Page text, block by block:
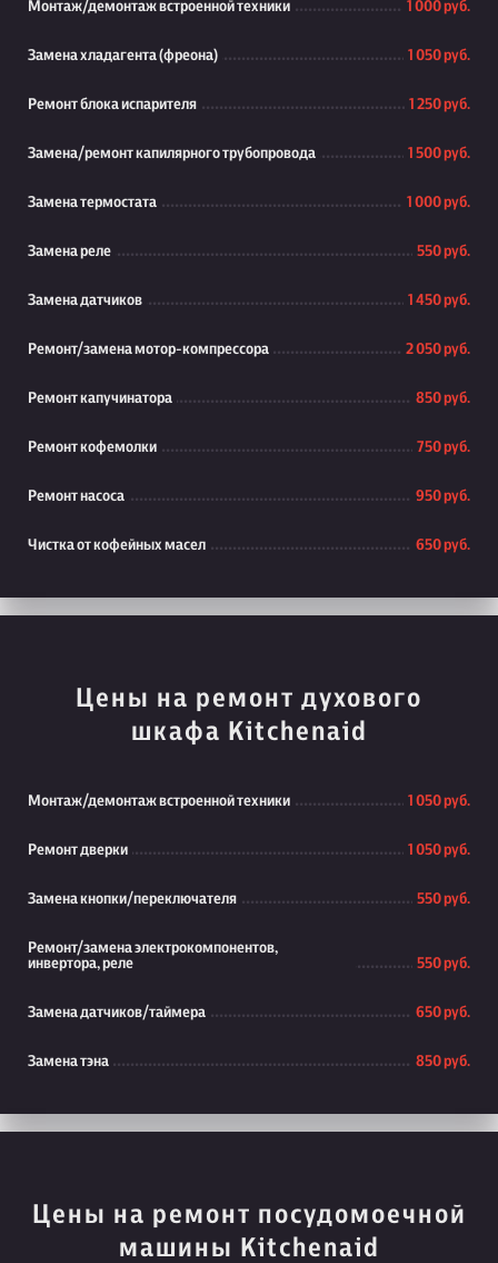
Монтаж/демонтаж встроенной техники 1 000 руб.
Замена хладагента (фреона) 1 050 руб.
Ремонт блока испарителя 1 250 руб.
Замена/ремонт капилярного трубопровода 1 500 руб.
Замена термостата 1 000 руб.
Замена реле 550 руб.
Замена датчиков 1 450 руб.
Ремонт/замена мотор-компрессора 2 050 руб.
Ремонт капучинатора 850 руб.
Ремонт кофемолки 750 руб.
Ремонт насоса 950 руб.
Чистка от кофейных масел 650 руб.
Цены на ремонт духового
шкафа Kitchenaid
Монтаж/демонтаж встроенной техники 1 050 руб.
Ремонт дверки 1 050 руб.
Замена кнопки/переключателя 550 руб.
Ремонт/замена электрокомпонентов,
инвертора, реле
550 руб.
Замена датчиков/таймера 650 руб.
Замена тэна 850 руб.
Цены на ремонт посудомоечной
машины Kitchenaid